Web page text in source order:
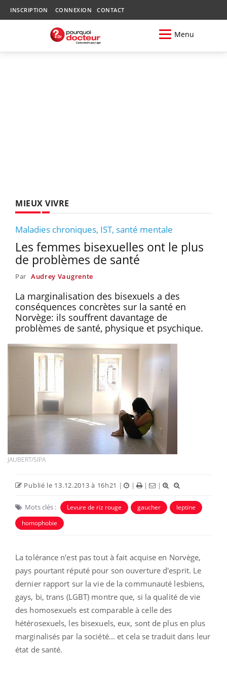
INSCRIPTION CONNEXION CONTACT
Menu
MIEUX VIVRE
Maladies chroniques, IST, santé mentale
Les femmes bisexuelles ont le plus
de problèmes de santé
Par Audrey Vaugrente
La marginalisation des bisexuels a des
conséquences concrètes sur la santé en
Norvège: ils souffrent davantage de
problèmes de santé, physique et psychique.
JAUBERT/SIPA
Publié le 13.12.2013 à 16h21 | | | |
Mots clés : Levure de riz rouge gaucher
leptine
homophobie
La tolérance n'est pas tout à fait acquise en Norvège,
pays pourtant réputé pour son ouverture d'esprit. Le
dernier rapport sur la vie de la communauté lesbiens,
gays, bi, trans (LGBT) montre que, si la qualité de vie
des homosexuels est comparable à celle des
hétérosexuels, les bisexuels, eux, sont de plus en plus
marginalisés par la société... et cela se traduit dans leur
état de santé.